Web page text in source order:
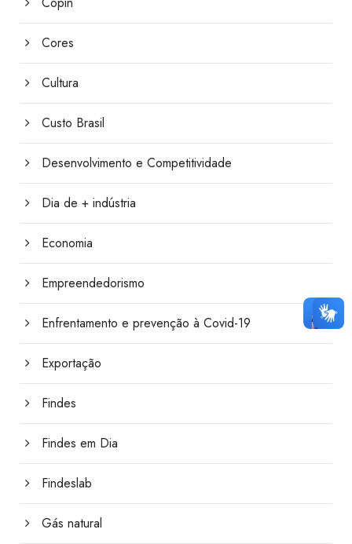
Cores
Cultura
Custo Brasil
Desenvolvimento e Competitividade
Dia de + indústria
Economia
Empreendedorismo
Enfrentamento e prevenção à Covid-19
Exportação
Findes
Findes em Dia
Findeslab
Gás natural